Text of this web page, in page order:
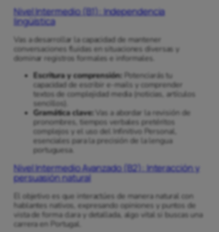
Nivel Intermedio (B1): Independencia
lingüística
Vas a desarrollar la capacidad de mantener
conversaciones fluidas en situaciones diversas y
dominar registros formales e informales.
Escritura y comprensión: Potenciarás tu
capacidad de escribir e-mails y comprender
textos de complejidad media (noticias, artículos
sencillos).
Gramática clave: Vas a abordar la revisión de
pronombres, tiempos verbales pretéritos
complejos y el uso del Infinitivo Personal,
esenciales para la precisión de la lengua
portuguesa.
Nivel Intermedio Avanzado (B2): Interacción y
persuasión natural
El objetivo es que interactúes de manera natural con
hablantes nativos, expresando opiniones y puntos de
vista de forma clara y detallada, algo vital si buscas una
carrera en Portugal.